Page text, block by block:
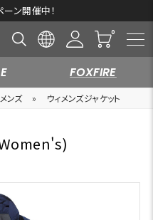
ン開催中！
FOXFIRE
ンズ » ウィメンズジャケット